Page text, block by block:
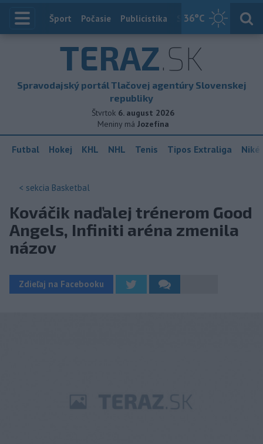
36°C
Index
Šport Počasie Publicistika Slovensko
TERAZ.SK
Spravodajský portál Tlačovej agentúry Slovenskej
republiky
Štvrtok 6. august 2026
Meniny má Jozefína
Futbal Hokej KHL NHL Tenis Tipos Extraliga
< sekcia Basketbal
Kováčik naďalej trénerom Good
Angels, Infiniti aréna zmenila
názov
Zdieľaj na Facebooku